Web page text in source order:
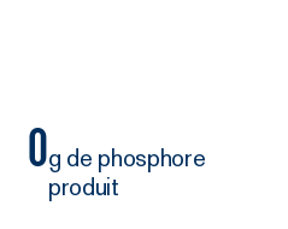
0g de phosphore
produit